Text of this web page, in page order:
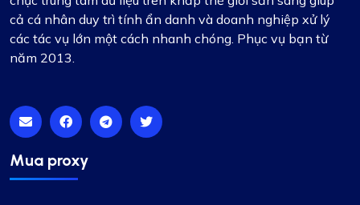
điều này rất phù hợp với nhu cầu của tôi. Hỗ trợ
kỹ thuật của họ luôn đáp ứng nhanh chóng.
cả cá nhân duy trì tính ẩn danh và doanh nghiệp xử lý
các tác vụ lớn một cách nhanh chóng. Phục vụ bạn từ
năm 2013.
Mua proxy